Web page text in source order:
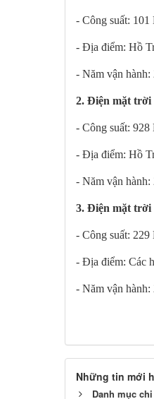
- Công suất:
- Địa điểm: Hồ
- Năm vận hành:
2. Điện mặt
- Công suất:
- Địa điểm: Hồ
- Năm vận hành:
3. Điện mặt trời
- Công suất:
- Địa điểm: Các
- Năm vận hành:
Những tin mới
Danh mục